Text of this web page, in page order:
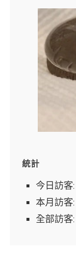
統計
今日訪客:
本月訪客:
全部訪客: